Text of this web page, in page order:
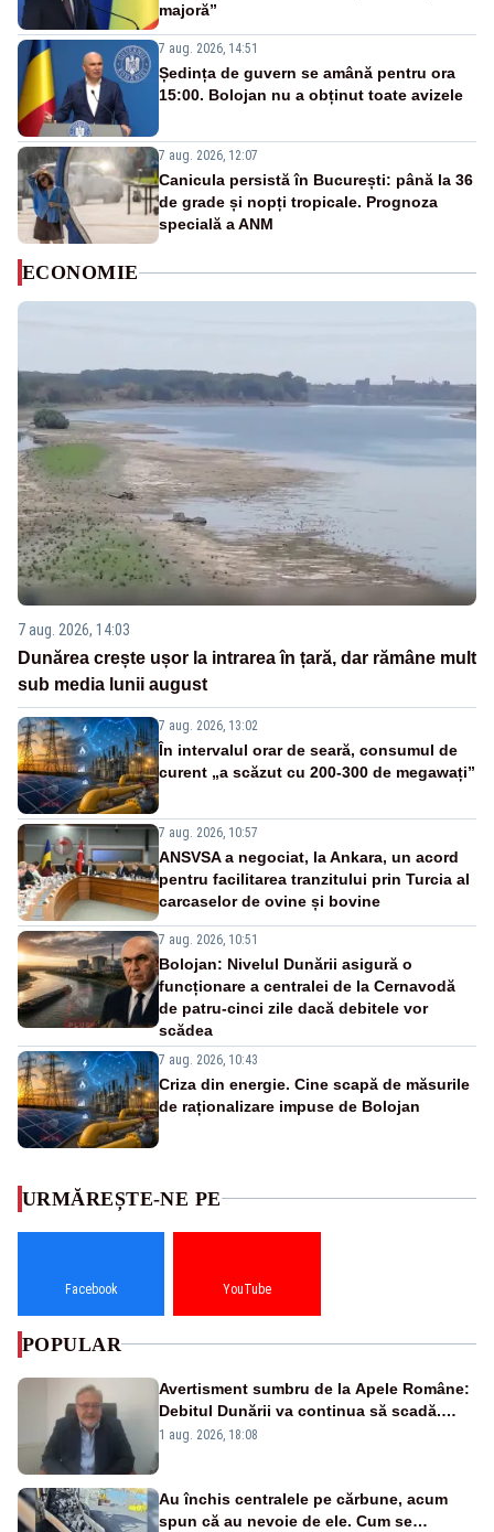
majoră”
7 aug. 2026, 14:51
Ședința de guvern se amână pentru ora
15:00. Bolojan nu a obținut toate avizele
7 aug. 2026, 12:07
Canicula persistă în București: până la 36
de grade și nopți tropicale. Prognoza
specială a ANM
ECONOMIE
7 aug. 2026, 14:03
Dunărea crește ușor la intrarea în țară, dar rămâne mult
sub media lunii august
7 aug. 2026, 13:02
În intervalul orar de seară, consumul de
curent „a scăzut cu 200-300 de megawați”
7 aug. 2026, 10:57
ANSVSA a negociat, la Ankara, un acord
pentru facilitarea tranzitului prin Turcia al
carcaselor de ovine și bovine
7 aug. 2026, 10:51
Bolojan: Nivelul Dunării asigură o
funcționare a centralei de la Cernavodă
de patru-cinci zile dacă debitele vor
scădea
7 aug. 2026, 10:43
Criza din energie. Cine scapă de măsurile
de raționalizare impuse de Bolojan
URMĂREȘTE-NE PE
Facebook YouTube
POPULAR
Avertisment sumbru de la Apele Române:
Debitul Dunării va continua să scadă.
Cernavodă s-ar putea închide în 4 zile
1 aug. 2026, 18:08
Au închis centralele pe cărbune, acum
spun că au nevoie de ele. Cum se